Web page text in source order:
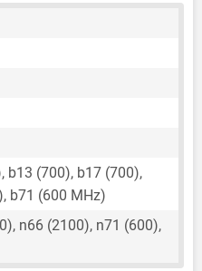
b13 (700), b17 (700),
b71 (600 MHz)
n66 (2100), n71 (600),